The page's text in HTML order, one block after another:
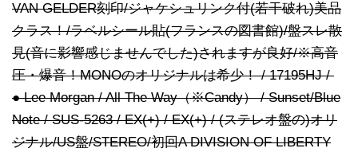
VAN GELDER刻印/ジャケシュリンク付(若干破れ)美品
クラス！/ラベルシール貼(フランスの図書館)/盤スレ散
見(音に影響感じませんでした)されますが良好/※高音
圧・爆音！MONOのオリジナルは希少！ / 17195HJ /
● Lee Morgan / All The Way（※Candy） / Sunset/Blue
Note / SUS-5263 / EX(+) / EX(+) / (ステレオ盤の)オリ
ジナル/US盤/STEREO/初回A DIVISION OF LIBERTY